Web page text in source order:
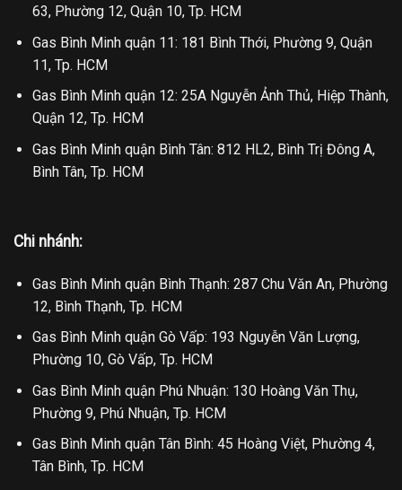
63, Phường 12, Quận 10, Tp. HCM
Gas Bình Minh quận 11: 181 Bình Thới, Phường 9, Quận
11, Tp. HCM
Gas Bình Minh quận 12: 25A Nguyễn Ảnh Thủ, Hiệp Thành,
Quận 12, Tp. HCM
Gas Bình Minh quận Bình Tân: 812 HL2, Bình Trị Đông A,
Bình Tân, Tp. HCM
Chi nhánh:
Gas Bình Minh quận Bình Thạnh: 287 Chu Văn An, Phường
12, Bình Thạnh, Tp. HCM
Gas Bình Minh quận Gò Vấp: 193 Nguyễn Văn Lượng,
Phường 10, Gò Vấp, Tp. HCM
Gas Bình Minh quận Phú Nhuận: 130 Hoàng Văn Thụ,
Phường 9, Phú Nhuận, Tp. HCM
Gas Bình Minh quận Tân Bình: 45 Hoàng Việt, Phường 4,
Tân Bình, Tp. HCM